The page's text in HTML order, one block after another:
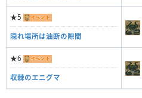
★5
隠れ場所は油断の隙間
★6
収棘のエニグマ